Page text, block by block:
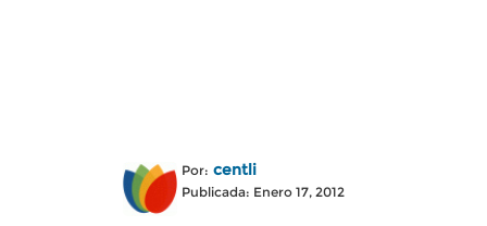
Por: centli
Publicada: Enero 17, 2012